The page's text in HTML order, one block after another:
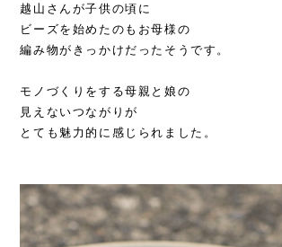
越山さんが子供の頃に
ビーズを始めたのもお母様の
編み物がきっかけだったそうです。
モノづくりをする母親と娘の
見えないつながりが
とても魅力的に感じられました。